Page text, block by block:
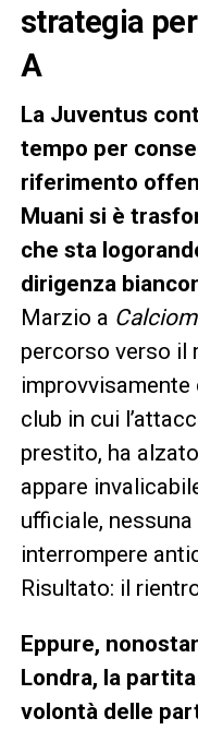
strategia
A
La Juventus
tempo per
riferimento
Muani si è
che sta
dirigenza
Marzio a
percorso verso il
club in cui
prestito, ha
appare
ufficiale,
interrompere
Risultato: il
Eppure,
Londra, la
volontà delle